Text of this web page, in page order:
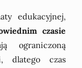
edukacyjnej,
czasie
ograniczoną
dlatego czas